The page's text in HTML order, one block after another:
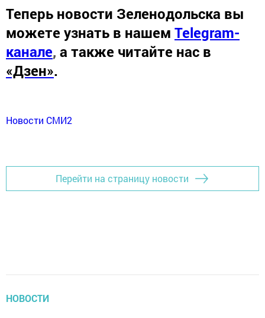
Теперь новости Зеленодольска вы
можете узнать в нашем Telegram-
канале, а также читайте нас в
«Дзен».
Новости СМИ2
Перейти на страницу новости
НОВОСТИ